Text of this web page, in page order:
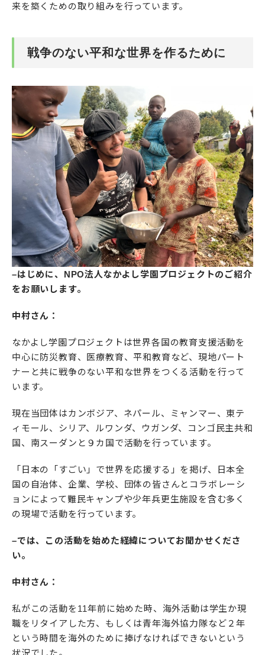
来を築くための取り組みを行っています。
戦争のない平和な世界を作るために
–はじめに、NPO法人なかよし学園プロジェクトのご紹介
をお願いします。
中村さん：
なかよし学園プロジェクトは世界各国の教育支援活動を
中心に防災教育、医療教育、平和教育など、現地パート
ナーと共に戦争のない平和な世界をつくる活動を行って
います。
現在当団体はカンボジア、ネパール、ミャンマー、東テ
ィモール、シリア、ルワンダ、ウガンダ、コンゴ民主共和
国、南スーダンと９カ国で活動を行っています。
「日本の「すごい」で世界を応援する」を掲げ、日本全
国の自治体、企業、学校、団体の皆さんとコラボレーシ
ョンによって難民キャンプや少年兵更生施設を含む多く
の現場で活動を行っています。
–では、この活動を始めた経緯についてお聞かせくださ
い。
中村さん：
私がこの活動を11年前に始めた時、海外活動は学生か現
職をリタイアした方、もしくは青年海外協力隊など２年
という時間を海外のために捧げなければできないという
状況でした。